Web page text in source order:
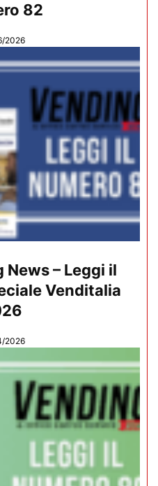
82
2026
News – Leggi il
Venditalia
2026